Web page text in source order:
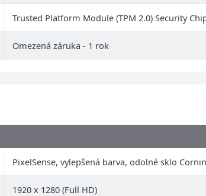
Trusted Platform Module (TPM 2.0) Security
Omezená záruka - 1 rok
PixelSense, vylepšená barva, odolné sklo
1920 x 1280 (Full HD)